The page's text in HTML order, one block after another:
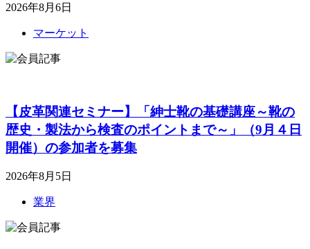
2026年8月6日
マーケット
【皮革関連セミナー】「紳士靴の基礎講座～靴の
歴史・製法から検査のポイントまで～」（9月４日
開催）の参加者を募集
2026年8月5日
業界